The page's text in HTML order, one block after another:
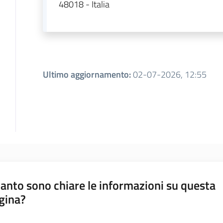
48018 - Italia
Ultimo aggiornamento:02-07-2026, 12:55
sono chiare le informazioni su questa